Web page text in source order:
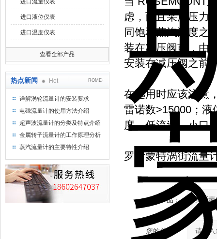
进口流量仪表
进口液位仪表
进口温度仪表
查看全部产品
热点新闻 Hot ROME+
详解涡轮流量计的安装要求
电磁流量计的使用方法介绍
超声波流量计的分类及特点介绍
金属转子流量计的工作原理分析
蒸汽流量计的主要特性介绍
虑，而且采用压力
同饱和蒸汽温度之
装在减压阀前，由
安装在减压阀之前
在选用时应该注意
雷诺数>15000；
度、低流速、小口
罗斯蒙特涡街流量
产品：
您的单位：